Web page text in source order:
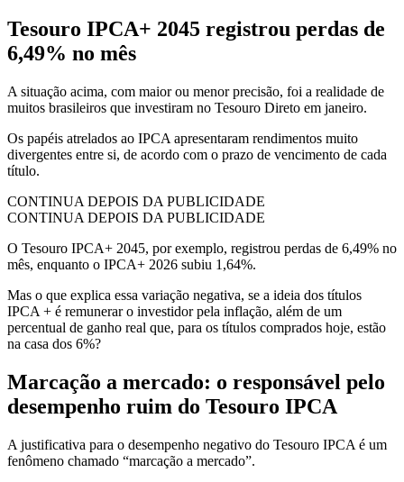
Tesouro IPCA+ 2045 registrou perdas de
6,49% no mês
A situação acima, com maior ou menor precisão, foi a realidade de
muitos brasileiros que investiram no Tesouro Direto em janeiro.
Os papéis atrelados ao IPCA apresentaram rendimentos muito
divergentes entre si, de acordo com o prazo de vencimento de cada
título.
CONTINUA DEPOIS DA PUBLICIDADE
CONTINUA DEPOIS DA PUBLICIDADE
O Tesouro IPCA+ 2045, por exemplo, registrou perdas de 6,49% no
mês, enquanto o IPCA+ 2026 subiu 1,64%.
Mas o que explica essa variação negativa, se a ideia dos títulos
IPCA + é remunerar o investidor pela inflação, além de um
percentual de ganho real que, para os títulos comprados hoje, estão
na casa dos 6%?
Marcação a mercado: o responsável pelo
desempenho ruim do Tesouro IPCA
A justificativa para o desempenho negativo do Tesouro IPCA é um
fenômeno chamado “marcação a mercado”.